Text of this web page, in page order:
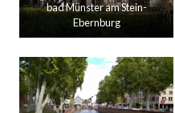
bad Münster am Stein-
Ebernburg